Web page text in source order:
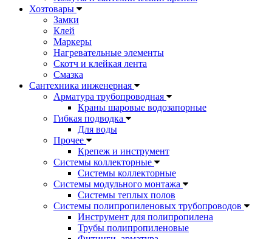
Хозтовары
Замки
Клей
Маркеры
Нагревательные элементы
Скотч и клейкая лента
Смазка
Сантехника инженерная
Арматура трубопроводная
Краны шаровые водозапорные
Гибкая подводка
Для воды
Прочее
Крепеж и инструмент
Системы коллекторные
Системы коллекторные
Системы модульного монтажа
Системы теплых полов
Системы полипропиленовых трубопроводов
Инструмент для полипропилена
Трубы полипропиленовые